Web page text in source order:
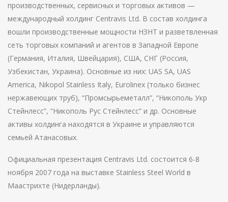
производственных, сервисных и торговых активов —
международный холдинг Centravis Ltd. В состав холдинга
вошли производственные мощности НЗНТ и разветвленная
сеть торговых компаний и агентов в Западной Европе
(Германия, Италия, Швейцария), США, СНГ (Россия,
Узбекистан, Украина). Основные из них: UAS SA, UAS
America, Nikopol Stainless Italy, Eurolinex (только бизнес
нержавеющих труб), “Промсырьеметалл”, “Никополь Укр
Стейнлесс”, “Никополь Рус Стейнлесс” и др. Основные
активы холдинга находятся в Украине и управляются
семьей Атанасовых.
Официальная презентация Centravis Ltd. состоится 6-8
ноября 2007 года на выставке Stainless Steel World в
Маастрихте (Нидерланды).